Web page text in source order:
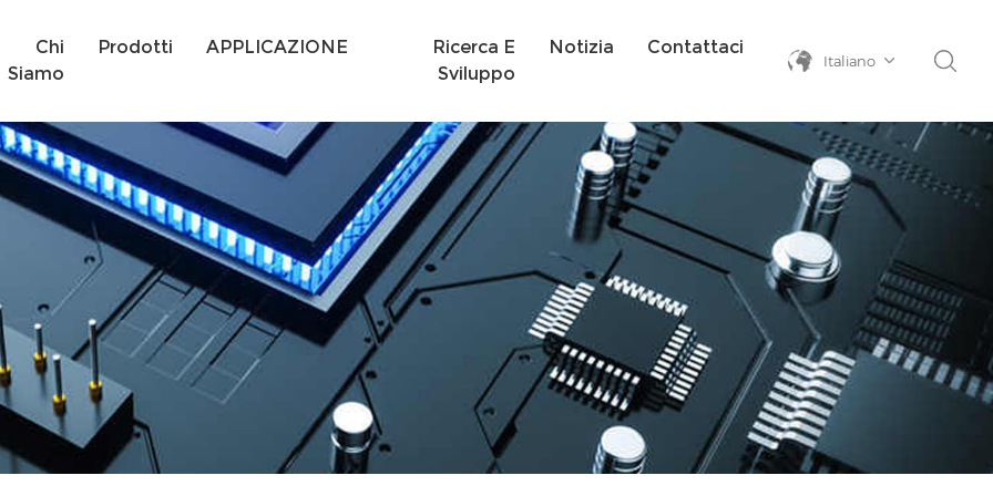
Chi
Siamo
Prodotti APPLICAZIONE
Ricerca E
Sviluppo
Notizia Contattaci
Italiano